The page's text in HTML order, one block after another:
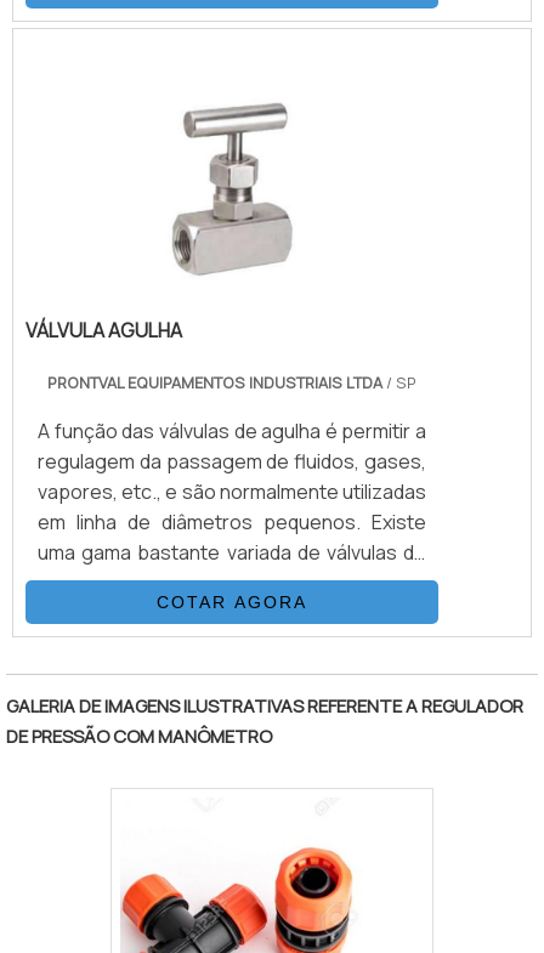
singular, por meio de profissionais
que tem se destacado da concorrência
pela idoneidade em tudo que faz, fechando
todo o ciclo de entrega com excelência
para seus parceiros.
VÁLVULA AGULHA
PRONTVAL EQUIPAMENTOS INDUSTRIAIS LTDA/ SP
A função das válvulas de agulha é permitir a
regulagem da passagem de fluidos, gases,
vapores, etc., e são normalmente utilizadas
em linha de diâmetros pequenos. Existe
uma gama bastante variada de válvulas de
agulha, tanto do material com que são
produzidas, suas extremidades ou
pressões de trabalho.
COTAR AGORA
GALERIA DE IMAGENS ILUSTRATIVAS REFERENTE A REGULADOR
DE PRESSÃO COM MANÔMETRO